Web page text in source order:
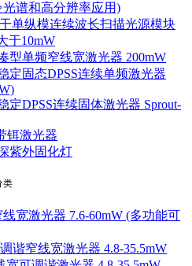
光谱和高分辨率应用)
单纵模连续波长扫描光源模块
于10mW
型单频窄线宽激光器 200mW
定固态DPSS连续单频激光器
定DPSS连续固体激光器 Sprout-
铒激光器
紫外固化灯
类
线宽激光器 7.6-60mW (多功能可
谐窄线宽激光器 4.8-35.5mW